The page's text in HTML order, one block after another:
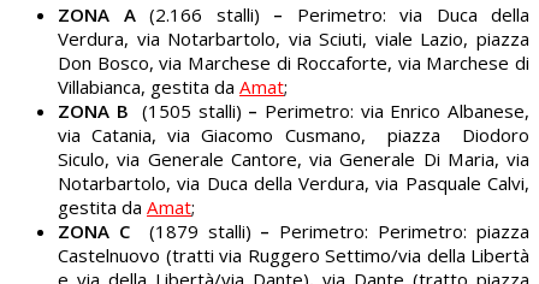
ZONA A (2.166 stalli) – Perimetro: via Duca della
Verdura, via Notarbartolo, via Sciuti, viale Lazio, piazza
Don Bosco, via Marchese di Roccaforte, via Marchese di
Villabianca, gestita da Amat;
ZONA B (1505 stalli) – Perimetro: via Enrico Albanese,
via Catania, via Giacomo Cusmano, piazza Diodoro
Siculo, via Generale Cantore, via Generale Di Maria, via
Notarbartolo, via Duca della Verdura, via Pasquale Calvi,
gestita da Amat;
ZONA C (1879 stalli) – Perimetro: Perimetro: piazza
Castelnuovo (tratti via Ruggero Settimo/via della Libertà
e via della Libertà/via Dante), via Dante (tratto piazza